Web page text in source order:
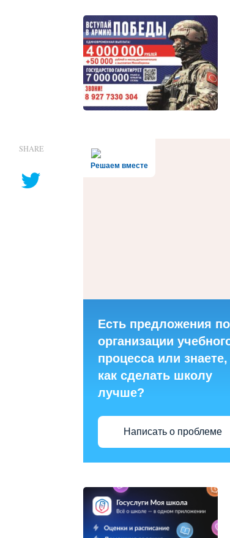
SHARE
Решаем вместе
Есть предложения по
организации
процесса или знаете,
как сделать школу
лучше?
Написать о проблеме